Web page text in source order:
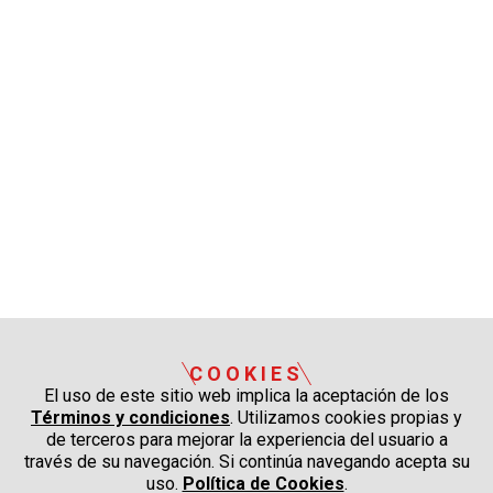
COOKIES
El uso de este sitio web implica la aceptación de los
Términos y condiciones. Utilizamos cookies propias y
de terceros para mejorar la experiencia del usuario a
través de su navegación. Si continúa navegando acepta su
uso. Política de Cookies.